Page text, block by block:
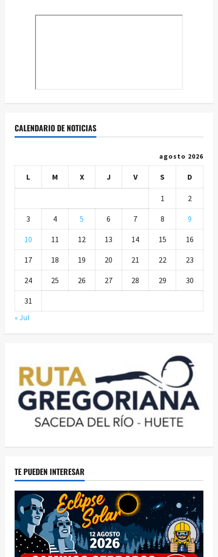
CALENDARIO DE NOTICIAS
agosto 2026
L M X J V S D
1 2
3 4 5 6 7 8 9
10 11 12 13 14 15 16
17 18 19 20 21 22 23
24 25 26 27 28 29 30
31
« Jul
TE PUEDEN INTERESAR